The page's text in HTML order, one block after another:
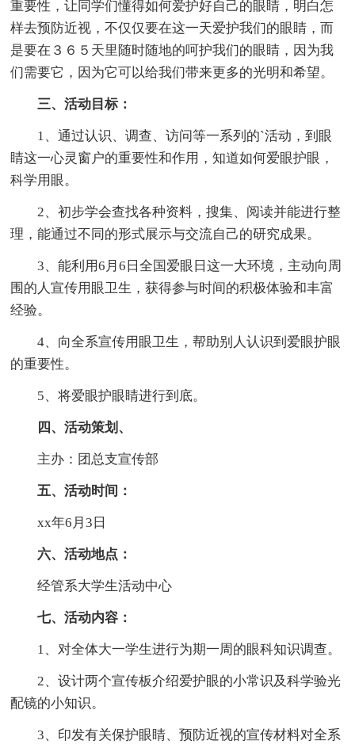
重要性，让同学们懂得如何爱护好自己的眼睛，明白怎
样去预防近视，不仅仅要在这一天爱护我们的眼睛，而
是要在３６５天里随时随地的呵护我们的眼睛，因为我
们需要它，因为它可以给我们带来更多的光明和希望。
三、活动目标：
1、通过认识、调查、访问等一系列的`活动，到眼
睛这一心灵窗户的重要性和作用，知道如何爱眼护眼，
科学用眼。
2、初步学会查找各种资料，搜集、阅读并能进行整
理，能通过不同的形式展示与交流自己的研究成果。
3、能利用6月6日全国爱眼日这一大环境，主动向周
围的人宣传用眼卫生，获得参与时间的积极体验和丰富
经验。
4、向全系宣传用眼卫生，帮助别人认识到爱眼护眼
的重要性。
5、将爱眼护眼睛进行到底。
四、活动策划、
主办：团总支宣传部
五、活动时间：
xx年6月3日
六、活动地点：
经管系大学生活动中心
七、活动内容：
1、对全体大一学生进行为期一周的眼科知识调查。
2、设计两个宣传板介绍爱护眼的小常识及科学验光
配镜的小知识。
3、印发有关保护眼睛、预防近视的宣传材料对全系